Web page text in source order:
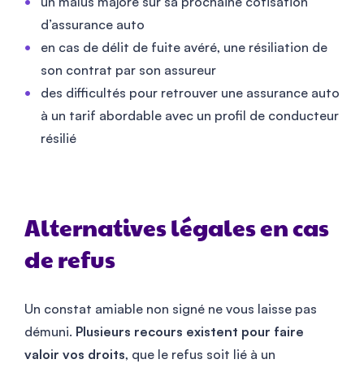
d’assurance auto
en cas de délit de fuite avéré, une résiliation de
son contrat par son assureur
des difficultés pour retrouver une assurance auto
à un tarif abordable avec un profil de conducteur
résilié
Alternatives légales en cas
de refus
Un constat amiable non signé ne vous laisse pas
démuni. Plusieurs recours existent pour faire
valoir vos droits, que le refus soit lié à un